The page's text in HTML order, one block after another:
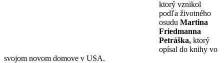
ktorý vznikol
podľa životného
osudu Martina
Friedmanna
Petráška, ktorý
opísal do knihy vo
svojom novom domove v USA.